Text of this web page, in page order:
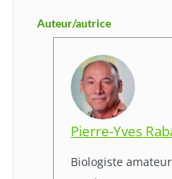
Auteur/autrice
Pierre-Yves
Biologiste